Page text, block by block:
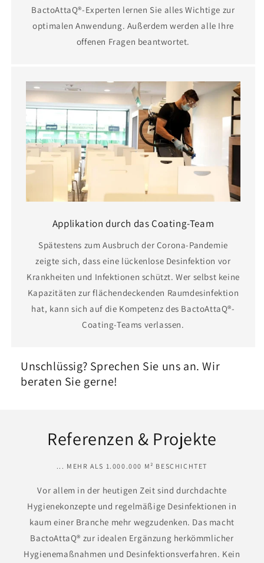
BactoAttaQ®-Experten lernen Sie alles Wichtige zur
optimalen Anwendung. Außerdem werden alle Ihre
offenen Fragen beantwortet.
Applikation durch das Coating-Team
Spätestens zum Ausbruch der Corona-Pandemie
zeigte sich, dass eine lückenlose Desinfektion vor
Krankheiten und Infektionen schützt. Wer selbst keine
Kapazitäten zur flächendeckenden Raumdesinfektion
hat, kann sich auf die Kompetenz des BactoAttaQ®-
Coating-Teams verlassen.
Unschlüssig? Sprechen Sie uns an. Wir
beraten Sie gerne!
Referenzen & Projekte
... MEHR ALS 1.000.000 M² BESCHICHTET
Vor allem in der heutigen Zeit sind durchdachte
Hygienekonzepte und regelmäßige Desinfektionen in
kaum einer Branche mehr wegzudenken. Das macht
BactoAttaQ® zur idealen Ergänzung herkömmlicher
Hygienemaßnahmen und Desinfektionsverfahren. Kein